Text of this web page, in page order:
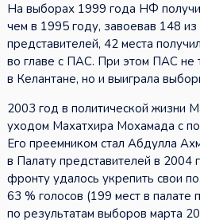
На выборах 1999 года НФ
чем в 1995 году, завоевав 148
представителей, 42 места
во главе с ПАС. При этом ПАС не
в Келантане, но и выиграла
2003 год в политической жизни
уходом Махатхира Мохамада с
Его преемником стал Абдулла
в Палату представителей в 2004
фронту удалось укрепить свои
63 % голосов (199 мест в палате
по результатам выборов марта